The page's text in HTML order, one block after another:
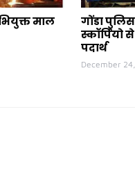
माल
गोंडा
स्कॉर्पियो
पदार्थ
December